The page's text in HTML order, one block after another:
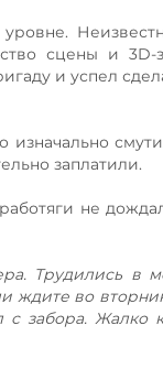
сцены и
и успел
изначально
заплатили.
не
Трудились в
ждите во
забора. Жалко